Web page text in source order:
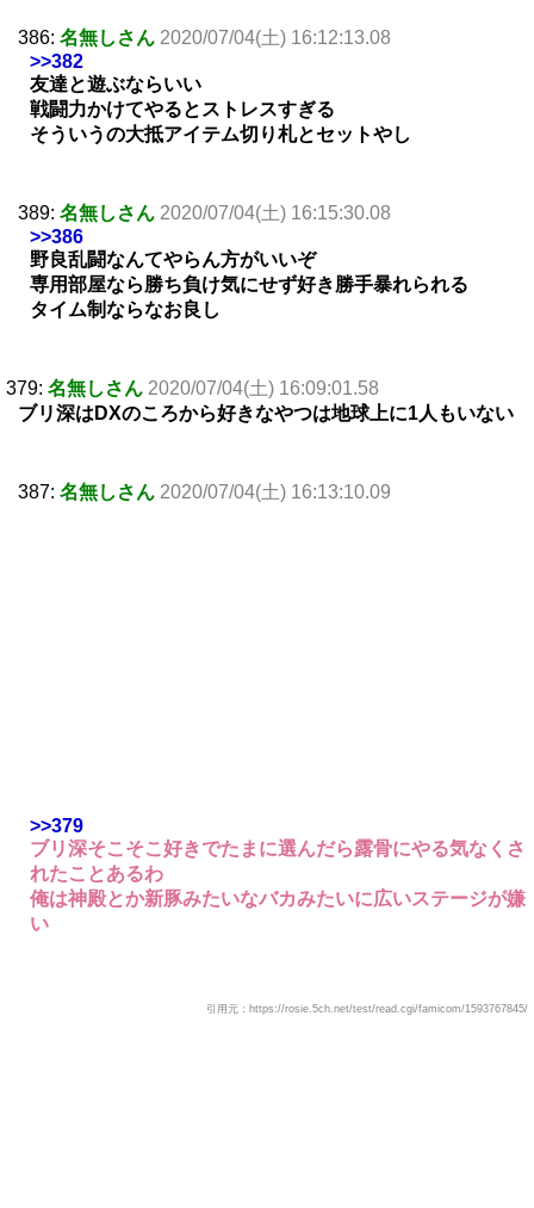
386: 名無しさん 2020/07/04(土) 16:12:13.08
>>382
友達と遊ぶならいい
戦闘力かけてやるとストレスすぎる
そういうの大抵アイテム切り札とセットやし
389: 名無しさん 2020/07/04(土) 16:15:30.08
>>386
野良乱闘なんてやらん方がいいぞ
専用部屋なら勝ち負け気にせず好き勝手暴れられる
タイム制ならなお良し
379: 名無しさん 2020/07/04(土) 16:09:01.58
ブリ深はDXのころから好きなやつは地球上に1人もいない
387: 名無しさん 2020/07/04(土) 16:13:10.09
>>379
ブリ深そこそこ好きでたまに選んだら露骨にやる気なくさ
れたことあるわ
俺は神殿とか新豚みたいなバカみたいに広いステージが嫌
い
引用元：https://rosie.5ch.net/test/read.cgi/famicom/1593767845/